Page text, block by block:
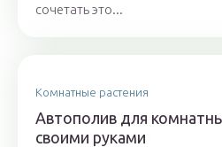
сочетать это...
Комнатные растения
Автополив для
своими руками